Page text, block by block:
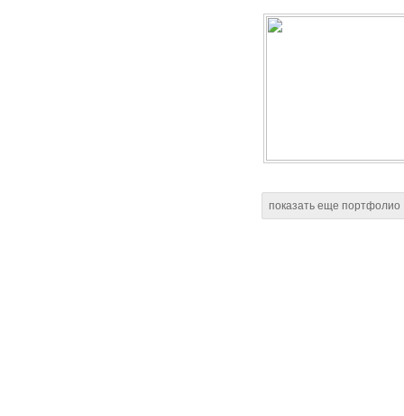
показать еще портфолио